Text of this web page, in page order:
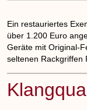
Ein restauriertes
über 1.200 Euro
Geräte mit Original-
seltenen Rackgriffen